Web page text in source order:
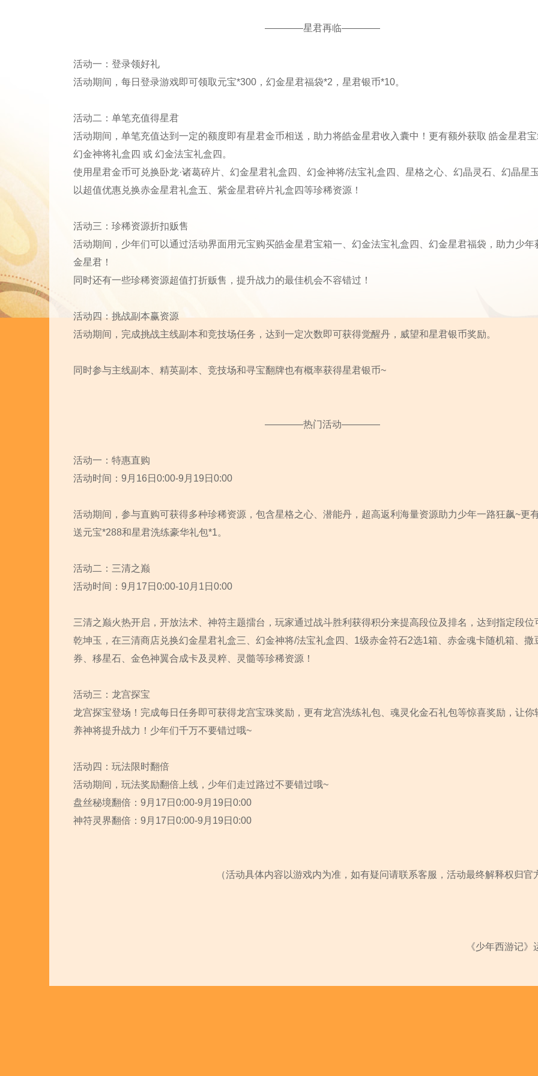
————星君再临————
活动一：登录领好礼
活动期间，每日登录游戏即可领取元宝*300，幻金星君福袋*2，星君银币*10。
活动二：单笔充值得星君
活动期间，单笔充值达到一定的额度即有星君金币相送，助力将皓金星君收入囊中！更有额外获取 皓金星君
幻金神将礼盒四 或 幻金法宝礼盒四。
使用星君金币可兑换卧龙·诸葛碎片、幻金星君礼盒四、幻金神将/法宝礼盒四、星格之心、幻晶灵石、幻晶星
以超值优惠兑换赤金星君礼盒五、紫金星君碎片礼盒四等珍稀资源！
活动三：珍稀资源折扣贩售
活动期间，少年们可以通过活动界面用元宝购买皓金星君宝箱一、幻金法宝礼盒四、幻金星君福袋，助力少年
金星君！
同时还有一些珍稀资源超值打折贩售，提升战力的最佳机会不容错过！
活动四：挑战副本赢资源
活动期间，完成挑战主线副本和竞技场任务，达到一定次数即可获得觉醒丹，威望和星君银币奖励。
同时参与主线副本、精英副本、竞技场和寻宝翻牌也有概率获得星君银币~
————热门活动————
活动一：特惠直购
活动时间：9月16日0:00-9月19日0:00
活动期间，参与直购可获得多种珍稀资源，包含星格之心、潜能丹，超高返利海量资源助力少年一路狂飙~更
送元宝*288和星君洗练豪华礼包*1。
活动二：三清之巅
活动时间：9月17日0:00-10月1日0:00
三清之巅火热开启，开放法术、神符主题擂台，玩家通过战斗胜利获得积分来提高段位及排名，达到指定段位
乾坤玉，在三清商店兑换幻金星君礼盒三、幻金神将/法宝礼盒四、1级赤金符石2选1箱、赤金魂卡随机箱、撒
券、移星石、金色神翼合成卡及灵粹、灵髓等珍稀资源！
活动三：龙宫探宝
龙宫探宝登场！完成每日任务即可获得龙宫宝珠奖励，更有龙宫洗练礼包、魂灵化金石礼包等惊喜奖励，让你
养神将提升战力！少年们千万不要错过哦~
活动四：玩法限时翻倍
活动期间，玩法奖励翻倍上线，少年们走过路过不要错过哦~
盘丝秘境翻倍：9月17日0:00-9月19日0:00
神符灵界翻倍：9月17日0:00-9月19日0:00
（活动具体内容以游戏内为准，如有疑问请联系客服，活动最终解释权归官
《少年西游记》